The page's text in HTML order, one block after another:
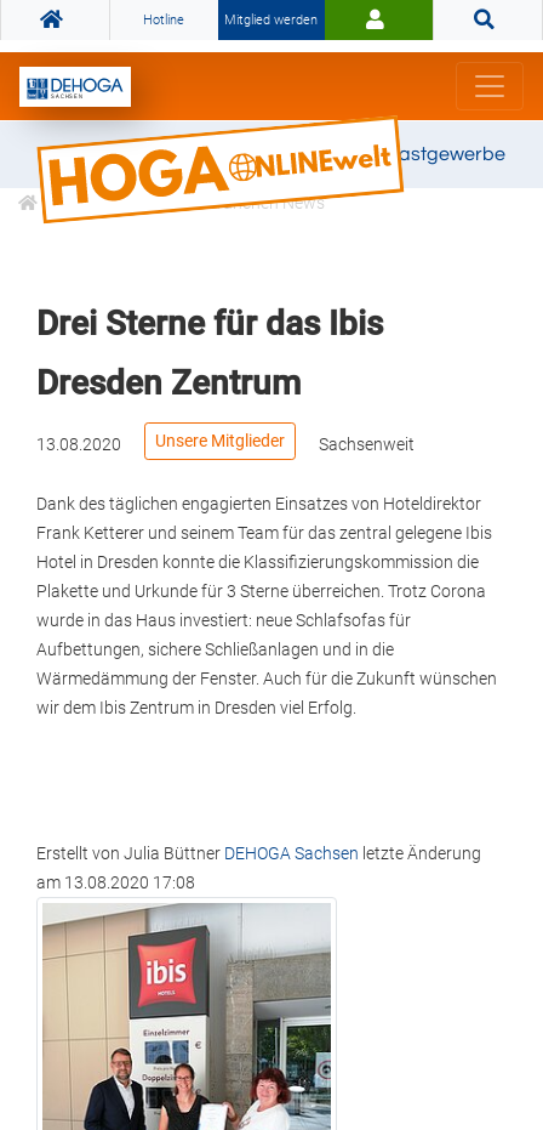
Hotline Mitglied werden
Gemeinsam stark für das Gastgewerbe
Informationen Branchen News
Drei Sterne für das Ibis
Dresden Zentrum
13.08.2020 Unsere Mitglieder Sachsenweit
Dank des täglichen engagierten Einsatzes von Hoteldirektor
Frank Ketterer und seinem Team für das zentral gelegene Ibis
Hotel in Dresden konnte die Klassifizierungskommission die
Plakette und Urkunde für 3 Sterne überreichen. Trotz Corona
wurde in das Haus investiert: neue Schlafsofas für
Aufbettungen, sichere Schließanlagen und in die
Wärmedämmung der Fenster. Auch für die Zukunft wünschen
wir dem Ibis Zentrum in Dresden viel Erfolg.
Erstellt von Julia Büttner DEHOGA Sachsen letzte Änderung
am 13.08.2020 17:08